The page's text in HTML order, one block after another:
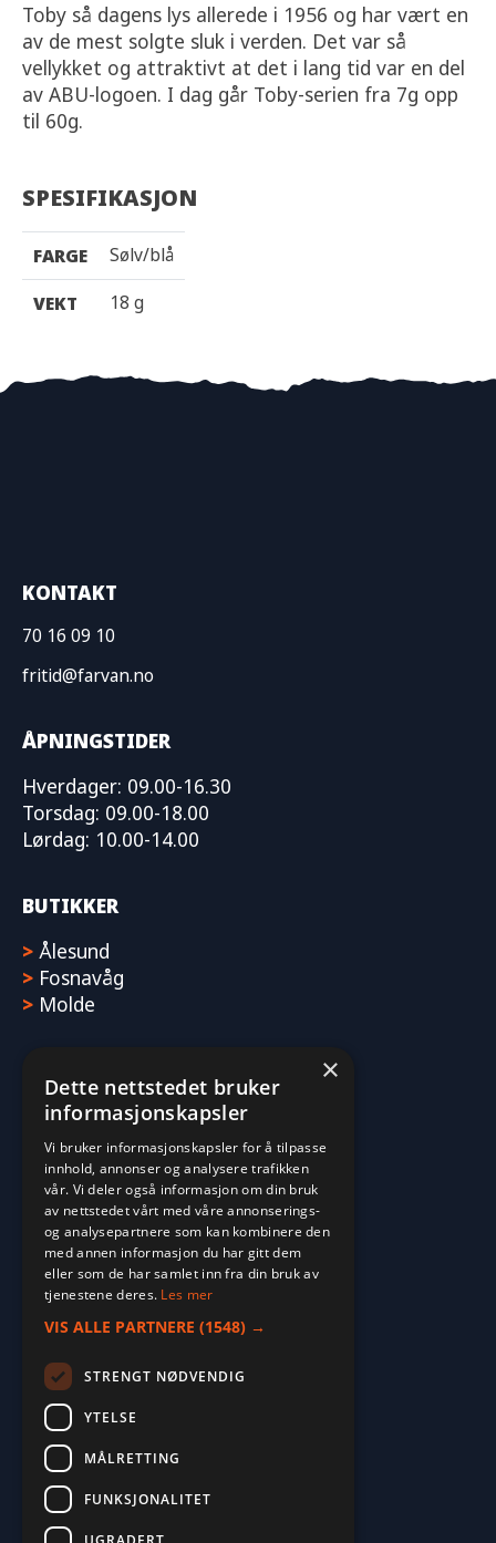
Toby så dagens lys allerede i 1956 og har vært en
av de mest solgte sluk i verden. Det var så
vellykket og attraktivt at det i lang tid var en del
av ABU-logoen. I dag går Toby-serien fra 7g opp
til 60g.
SPESIFIKASJON
FARGE
Sølv/blå
VEKT
18 g
KONTAKT
70 16 09 10
fritid@farvan.no
ÅPNINGSTIDER
Hverdager: 09.00-16.30
Torsdag: 09.00-18.00
Lørdag: 10.00-14.00
BUTIKKER
> Ålesund
> Fosnavåg
> Molde
2026. ALL RIGHTS RESERVED.
POWERED BY EMPORI CMS
×
Dette nettstedet bruker
informasjonskapsler
Vi bruker informasjonskapsler for å tilpasse
innhold, annonser og analysere trafikken
vår. Vi deler også informasjon om din bruk
av nettstedet vårt med våre annonserings-
og analysepartnere som kan kombinere den
med annen informasjon du har gitt dem
eller som de har samlet inn fra din bruk av
tjenestene deres. Les mer
VIS ALLE PARTNERE (1548) →
STRENGT NØDVENDIG
YTELSE
MÅLRETTING
FUNKSJONALITET